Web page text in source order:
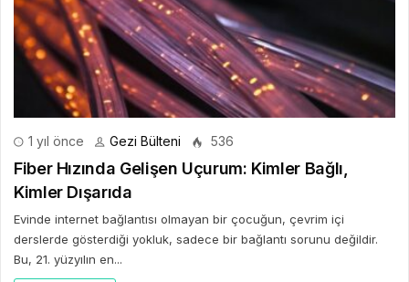
1 yıl önce Gezi Bülteni 536
Fiber Hızında Gelişen Uçurum: Kimler Bağlı,
Kimler Dışarıda
Evinde internet bağlantısı olmayan bir çocuğun, çevrim içi
derslerde gösterdiği yokluk, sadece bir bağlantı sorunu değildir.
Bu, 21. yüzyılın en...